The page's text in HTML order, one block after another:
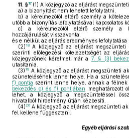
11. §17 (1) A közjegyző az eljárást
a) a bizonyítást nem lehetett lefolytatni,
b) a kérelmezőtől eltérő személy a
utóbb a bizonyítás lefolytatásával kapcsolatos
c) a kérelmezőtől eltérő személy a
hozzájárulását visszavonta,
és e nélkül az eljárás eredményes lefolytatása
(2) 18 A közjegyző az eljárást
szerinti előlegezési kötelezettségét az
közjegyzőnek kérelmet már a 7. § (3)
utasítania.
(3) 19 A közjegyző az eljárást megszünteti
szünetelésének lenne helye. Ha a
f) pontja szerint lenne helye, annak a félnek
bekezdés c) és f) pontjában meghatározott
lehet, a közjegyző a megszüntetéssel
hivatalból hirdetmény útján kézbesíti.
(4)20 A közjegyző az eljárást megszünteti
fel kellene függeszteni.
Egyéb eljárási